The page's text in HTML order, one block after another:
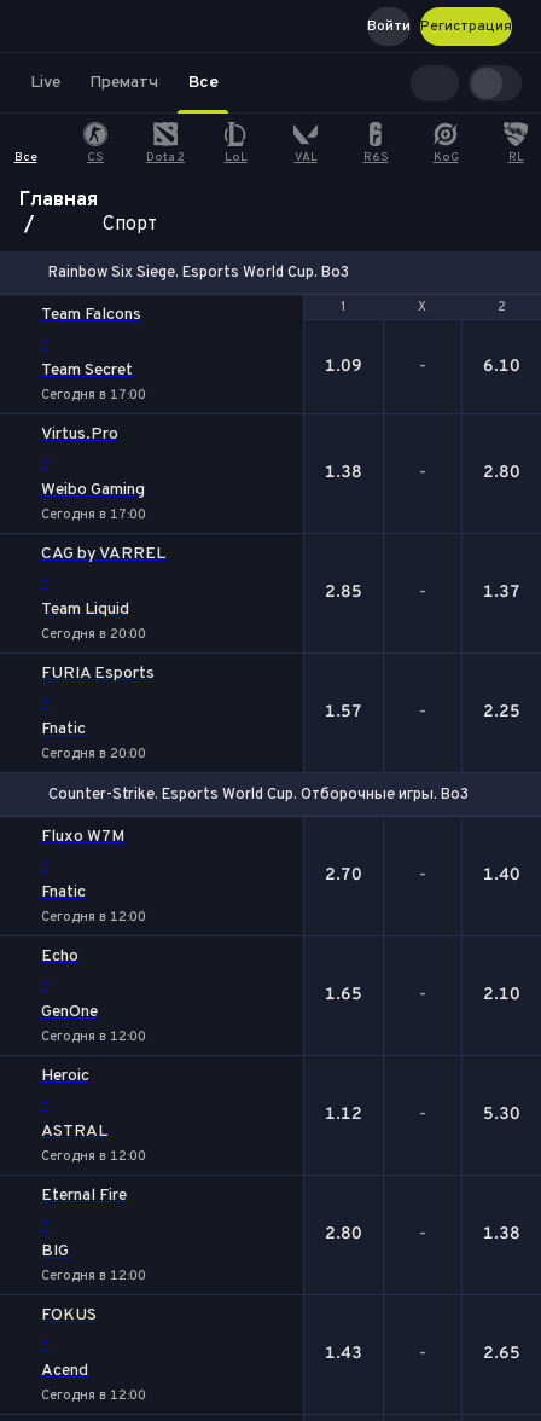
Регистрация
Войти
Live Прематч Все
Все CS Dota 2 LoL VAL R6S KoG RL
Главная
Спорт
Rainbow Six Siege. Esports World Cup. Bo3
1 Х 2
Team Falcons
-
Team Secret
Сегодня в 17:00
1 Х 2
1.09 - 6.10
Virtus.Pro
-
Weibo Gaming
Сегодня в 17:00
1.38 - 2.80
CAG by VARREL
-
Team Liquid
Сегодня в 20:00
2.85 - 1.37
FURIA Esports
-
Fnatic
Сегодня в 20:00
1.57 - 2.25
Counter-Strike. Esports World Cup. Отборочные игры. Bo3
Fluxo W7M
-
Fnatic
Сегодня в 12:00
2.70 - 1.40
Echo
-
GenOne
Сегодня в 12:00
1.65 - 2.10
Heroic
-
ASTRAL
Сегодня в 12:00
1.12 - 5.30
Eternal Fire
-
BIG
Сегодня в 12:00
2.80 - 1.38
FOKUS
-
Acend
Сегодня в 12:00
1.43 - 2.65